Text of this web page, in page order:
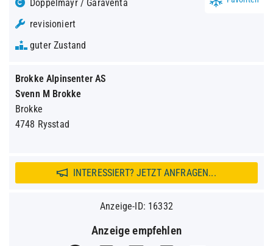
Doppelmayr / Garaventa
revisioniert
guter Zustand
Brokke Alpinsenter AS
Svenn M Brokke
Brokke
4748 Rysstad
INTERESSIERT? JETZT ANFRAGEN...
Anzeige-ID: 16332
Anzeige empfehlen